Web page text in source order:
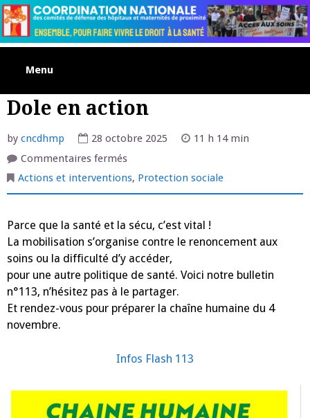
Skip
to
content
Menu
Dole en action
by cncdhmp 28 octobre 2025
11 h 14 min
Commentaires ferméssur
en
action
Actions et interventions, Protection sociale
Parce que la santé et la sécu, c’est vital !
La mobilisation s’organise contre le renoncement aux
soins ou la difficulté d’y accéder,
pour une autre politique de santé. Voici notre bulletin
n°113, n’hésitez pas à le partager.
Et rendez-vous pour préparer la chaîne humaine du 4
novembre.
Infos Flash 113